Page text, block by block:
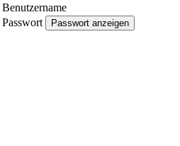
Benutzername
Passwort
Passwort anzeigen